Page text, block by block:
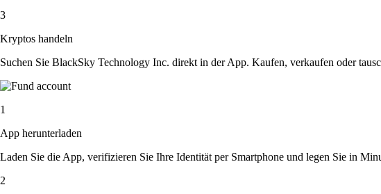
3
Kryptos handeln
Suchen Sie BlackSky Technology Inc. direkt in der App. Kaufen, verkaufen oder
1
App herunterladen
Laden Sie die App, verifizieren Sie Ihre Identität per Smartphone und legen Sie in
2